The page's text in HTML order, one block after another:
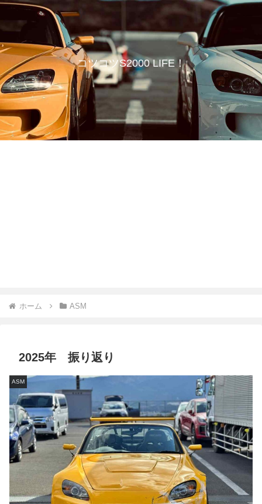
コツコツS2000 LIFE！
ホーム ASM
2025年 振り返り
ASM